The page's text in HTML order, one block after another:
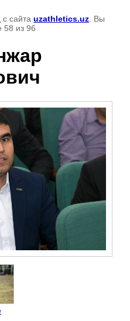
с сайта uzathletics.uz . Вы
58 из 96